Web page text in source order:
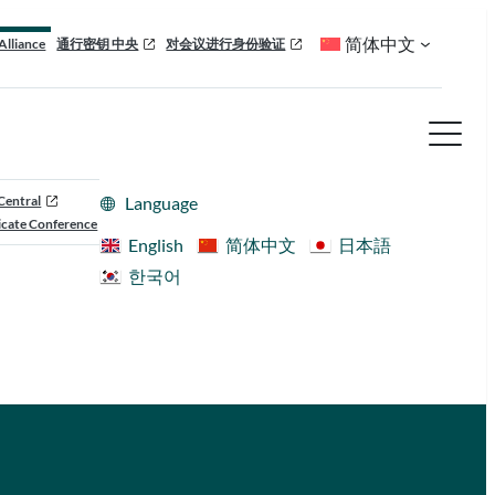
通行密钥 中央 对会议进行身份验证 简体中文
Conference
Language
English
简体中文
日本語
한국어